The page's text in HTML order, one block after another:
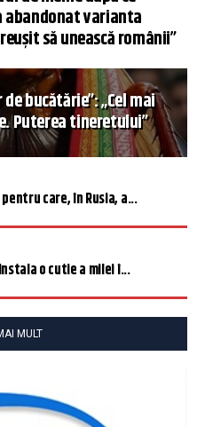
abandonat varianta
să unească românii”
bucătărie”: „Cel mai
Puterea tineretului”
care, în Rusia, a...
o cutie a milei î...
MULT